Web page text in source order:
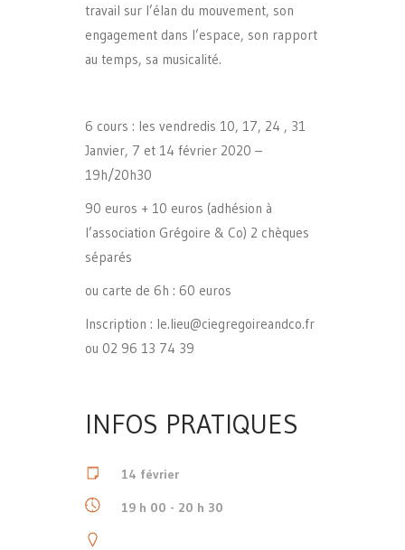
travail sur l’élan du mouvement, son
engagement dans l’espace, son rapport
au temps, sa musicalité.
6 cours : les vendredis 10, 17, 24 , 31
Janvier, 7 et 14 février 2020 –
19h/20h30
90 euros + 10 euros (adhésion à
l’association Grégoire & Co) 2 chèques
séparés
ou carte de 6h : 60 euros
Inscription : le.lieu@ciegregoireandco.fr
ou 02 96 13 74 39
INFOS PRATIQUES
14 février
19 h 00 - 20 h 30